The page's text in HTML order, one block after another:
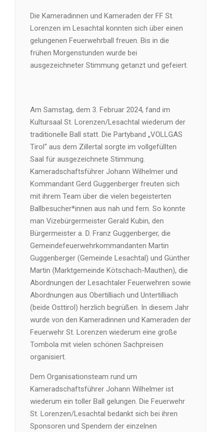
Die Kameradinnen und Kameraden der FF St.
Lorenzen im Lesachtal konnten sich über einen
gelungenen Feuerwehrball freuen. Bis in die
frühen Morgenstunden wurde bei
ausgezeichneter Stimmung getanzt und gefeiert.
Am Samstag, dem 3. Februar 2024, fand im
Kultursaal St. Lorenzen/Lesachtal wiederum der
traditionelle Ball statt. Die Partyband „VOLLGAS
Tirol“ aus dem Zillertal sorgte im vollgefüllten
Saal für ausgezeichnete Stimmung.
Kameradschaftsführer Johann Wilhelmer und
Kommandant Gerd Guggenberger freuten sich
mit ihrem Team über die vielen begeisterten
Ballbesucher*innen aus nah und fern. So konnte
man Vizebürgermeister Gerald Kubin, den
Bürgermeister a. D. Franz Guggenberger, die
Gemeindefeuerwehrkommandanten Martin
Guggenberger (Gemeinde Lesachtal) und Günther
Martin (Marktgemeinde Kötschach-Mauthen), die
Abordnungen der Lesachtaler Feuerwehren sowie
Abordnungen aus Obertilliach und Untertilliach
(beide Osttirol) herzlich begrüßen. In diesem Jahr
wurde von den Kameradinnen und Kameraden der
Feuerwehr St. Lorenzen wiederum eine große
Tombola mit vielen schönen Sachpreisen
organisiert.
Dem Organisationsteam rund um
Kameradschaftsführer Johann Wilhelmer ist
wiederum ein toller Ball gelungen. Die Feuerwehr
St. Lorenzen/Lesachtal bedankt sich bei ihren
Sponsoren und Spendern der einzelnen